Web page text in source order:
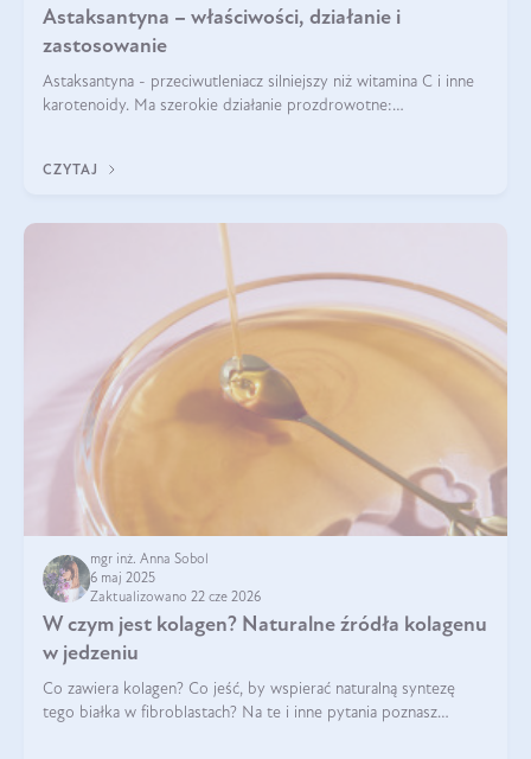
Astaksantyna – właściwości, działanie i
zastosowanie
Astaksantyna - przeciwutleniacz silniejszy niż witamina C i inne
karotenoidy. Ma szerokie działanie prozdrowotne:
CZYTAJ
mgr inż. Anna Sobol
6 maj 2025
Zaktualizowano 22 cze 2026
W czym jest kolagen? Naturalne źródła kolagenu
w jedzeniu
Co zawiera kolagen? Co jeść, by wspierać naturalną syntezę
tego białka w fibroblastach? Na te i inne pytania poznasz